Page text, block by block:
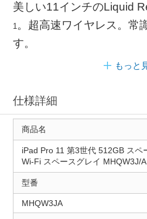
美しい11インチのLiquid
1。超高速ワイヤレス。常
す。
もっと
仕様詳細
商品名
iPad Pro 11 第3世代 512GB スペ
Wi-Fi スペースグレイ MHQW3J/A
型番
MHQW3JA